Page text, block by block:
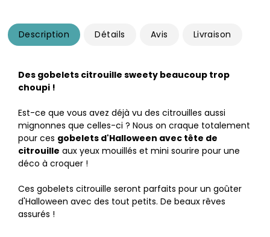
Description Détails Avis Livraison
Des gobelets citrouille sweety beaucoup trop
choupi !
Est-ce que vous avez déjà vu des citrouilles aussi
mignonnes que celles-ci ? Nous on craque totalement
pour ces gobelets d'Halloween avec tête de
citrouille aux yeux mouillés et mini sourire pour une
déco à croquer !
Ces gobelets citrouille seront parfaits pour un goûter
d'Halloween avec des tout petits. De beaux rêves
assurés !